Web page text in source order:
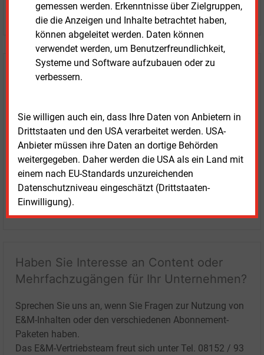
gemessen werden. Erkenntnisse über Zielgruppen,
die die Anzeigen und Inhalte betrachtet haben,
können abgeleitet werden. Daten können
verwendet werden, um Benutzerfreundlichkeit,
Systeme und Software aufzubauen oder zu
verbessern.
Sie willigen auch ein, dass Ihre Daten von Anbietern in
Drittstaaten und den USA verarbeitet werden. USA-
Anbieter müssen ihre Daten an dortige Behörden
weitergegeben. Daher werden die USA als ein Land mit
einem nach EU-Standards unzureichenden
Datenschutzniveau eingeschätzt (Drittstaaten-
Einwilligung).
JETZT KOSTENLOS TESTEN
Login für Kunden
LOGIN
Haben Sie Interesse an Content oder
Mehrfachzugängen für Ihr Unternehmen?
Sprechen Sie uns an, wenn Sie Fragen zur Nutzung von
E&M-Inhalten oder den verschiedenen Abonnement-
Paketen haben.
Das E&M-Vertriebsteam freut sich unter Tel. 08152 / 93